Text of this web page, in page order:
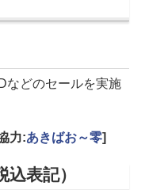
どのセールを実施
力:あきばお～零]
込表記）